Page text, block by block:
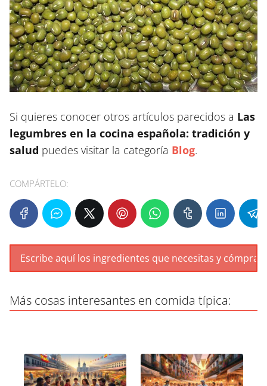
Si quieres conocer otros artículos parecidos a Las
legumbres en la cocina española: tradición y
salud puedes visitar la categoría Blog.
COMPÁRTELO:
Más cosas interesantes en comida típica: